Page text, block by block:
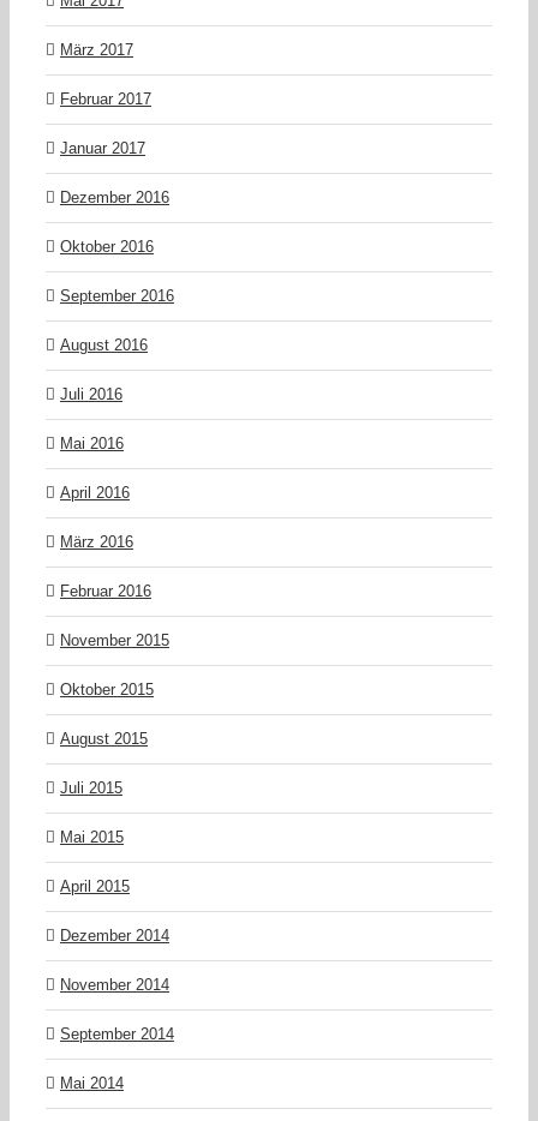
März 2017
Februar 2017
Januar 2017
Dezember 2016
Oktober 2016
September 2016
August 2016
Juli 2016
Mai 2016
April 2016
März 2016
Februar 2016
November 2015
Oktober 2015
August 2015
Juli 2015
Mai 2015
April 2015
Dezember 2014
November 2014
September 2014
Mai 2014